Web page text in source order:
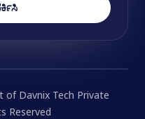
Davnix Tech Private
Reserved